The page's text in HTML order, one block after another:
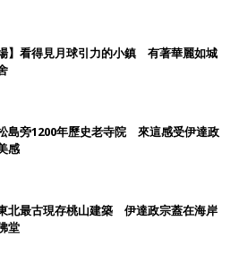
場】看得見月球引力的小鎮 有著華麗如城
島旁1200年歷史老寺院 來這感受伊達政
感
東北最古現存桃山建築 伊達政宗蓋在海岸
堂